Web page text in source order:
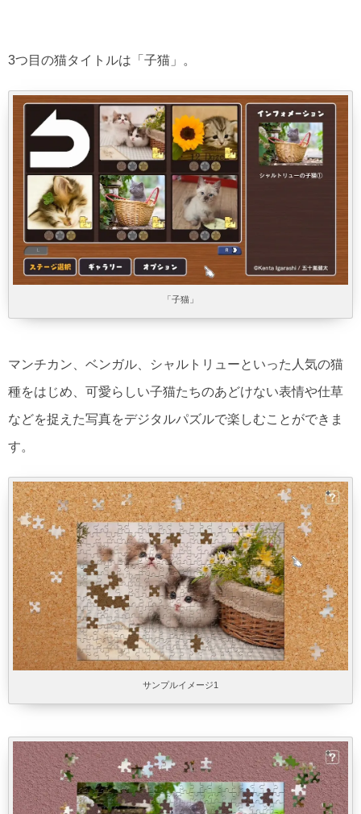
3つ目の猫タイトルは「子猫」。
「子猫」
マンチカン、ベンガル、シャルトリューといった人気の猫
種をはじめ、可愛らしい子猫たちのあどけない表情や仕草
などを捉えた写真をデジタルパズルで楽しむことができま
す。
サンプルイメージ1